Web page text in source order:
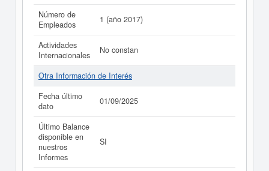
Número de
Empleados
1 (año 2017)
Actividades
Internacionales
No constan
Otra Información de Interés
Fecha último
dato
01/09/2025
Último Balance
disponible en
nuestros
Informes
SI